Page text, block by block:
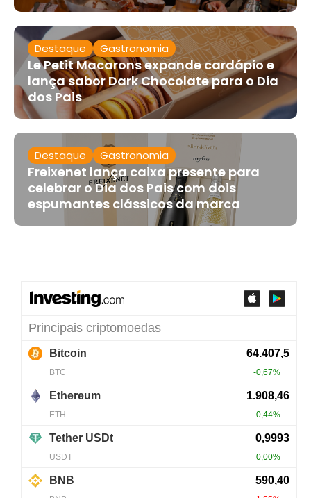
Destaque Gastronomia
Le Petit Macarons expande cardápio e
lança sabor Dark Chocolate para o Dia
dos Pais
Destaque Gastronomia
Freixenet lança caixa presente para
celebrar o Dia dos Pais com dois
espumantes clássicos da marca